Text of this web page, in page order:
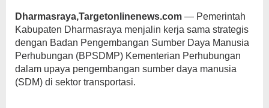
Dharmasraya,Targetonlinenews.com — Pemerintah
Kabupaten Dharmasraya menjalin kerja sama strategis
dengan Badan Pengembangan Sumber Daya Manusia
Perhubungan (BPSDMP) Kementerian Perhubungan
dalam upaya pengembangan sumber daya manusia
(SDM) di sektor transportasi.